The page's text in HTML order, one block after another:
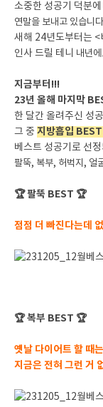
소중한 성공기 덕분에
연말을 보내고 있습니
새해 24년도부터는
인사 드릴 테니 내년
지금부터!!!
23년 올해 마지막
한 달간 올려주신 성
그 중 지방흡입
베스트 성공기로 선
팔뚝, 복부, 허벅지, 얼
🏆 팔뚝 BEST 🏆
점점 더 빠진다는데
🏆복부 BEST 🏆
옛날 다이어트 할 때
지금은 전혀 그런 거